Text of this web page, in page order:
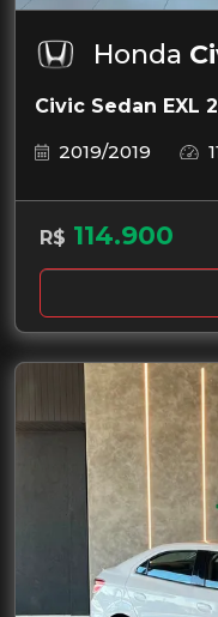
Honda
Civic Sedan EXL
2019/2019
R$ 114.900